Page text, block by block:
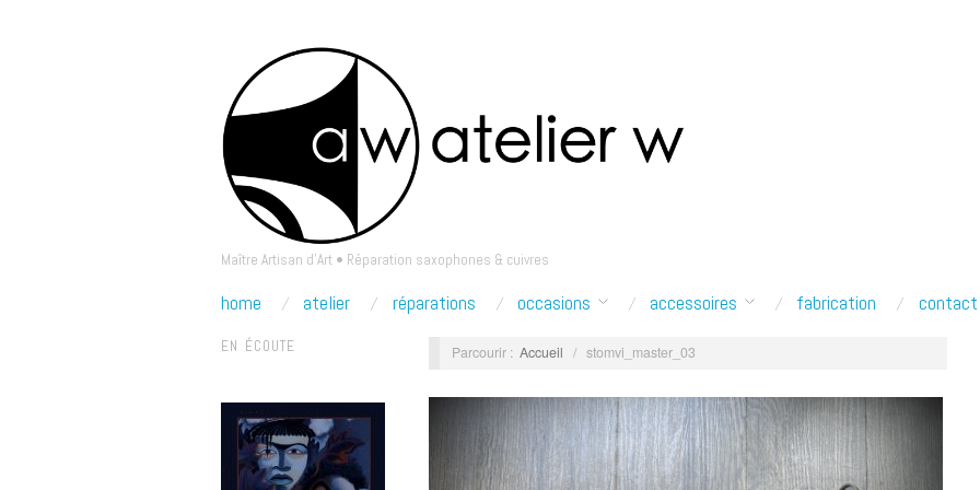
Maître Artisan d'Art • Réparation saxophones & cuivres
home atelier réparations occasions accessoires fabrication contact
EN ÉCOUTE Parcourir : Accueil / stomvi_master_03